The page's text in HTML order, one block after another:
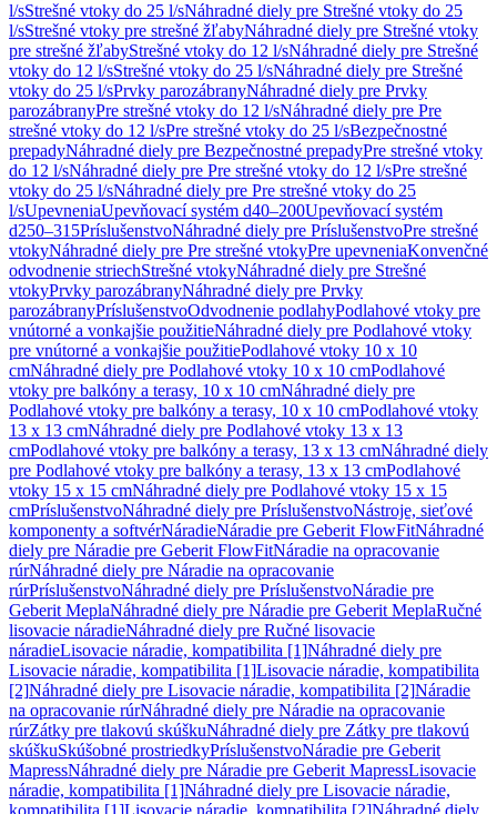
l/sStrešné vtoky do 25 l/sNáhradné diely pre Strešné vtoky do 25
l/sStrešné vtoky pre strešné žľabyNáhradné diely pre Strešné vtoky
pre strešné žľabyStrešné vtoky do 12 l/sNáhradné diely pre Strešné
vtoky do 12 l/sStrešné vtoky do 25 l/sNáhradné diely pre Strešné
vtoky do 25 l/sPrvky parozábranyNáhradné diely pre Prvky
parozábranyPre strešné vtoky do 12 l/sNáhradné diely pre Pre
strešné vtoky do 12 l/sPre strešné vtoky do 25 l/sBezpečnostné
prepadyNáhradné diely pre Bezpečnostné prepadyPre strešné vtoky
do 12 l/sNáhradné diely pre Pre strešné vtoky do 12 l/sPre strešné
vtoky do 25 l/sNáhradné diely pre Pre strešné vtoky do 25
l/sUpevneniaUpevňovací systém d40–200Upevňovací systém
d250–315PríslušenstvoNáhradné diely pre PríslušenstvoPre strešné
vtokyNáhradné diely pre Pre strešné vtokyPre upevneniaKonvenčné
odvodnenie striechStrešné vtokyNáhradné diely pre Strešné
vtokyPrvky parozábranyNáhradné diely pre Prvky
parozábranyPríslušenstvoOdvodnenie podlahyPodlahové vtoky pre
vnútorné a vonkajšie použitieNáhradné diely pre Podlahové vtoky
pre vnútorné a vonkajšie použitiePodlahové vtoky 10 x 10
cmNáhradné diely pre Podlahové vtoky 10 x 10 cmPodlahové
vtoky pre balkóny a terasy, 10 x 10 cmNáhradné diely pre
Podlahové vtoky pre balkóny a terasy, 10 x 10 cmPodlahové vtoky
13 x 13 cmNáhradné diely pre Podlahové vtoky 13 x 13
cmPodlahové vtoky pre balkóny a terasy, 13 x 13 cmNáhradné diely
pre Podlahové vtoky pre balkóny a terasy, 13 x 13 cmPodlahové
vtoky 15 x 15 cmNáhradné diely pre Podlahové vtoky 15 x 15
cmPríslušenstvoNáhradné diely pre PríslušenstvoNástroje, sieťové
komponenty a softvérNáradieNáradie pre Geberit FlowFitNáhradné
diely pre Náradie pre Geberit FlowFitNáradie na opracovanie
rúrNáhradné diely pre Náradie na opracovanie
rúrPríslušenstvoNáhradné diely pre PríslušenstvoNáradie pre
Geberit MeplaNáhradné diely pre Náradie pre Geberit MeplaRučné
lisovacie náradieNáhradné diely pre Ručné lisovacie
náradieLisovacie náradie, kompatibilita [1]Náhradné diely pre
Lisovacie náradie, kompatibilita [1]Lisovacie náradie, kompatibilita
[2]Náhradné diely pre Lisovacie náradie, kompatibilita [2]Náradie
na opracovanie rúrNáhradné diely pre Náradie na opracovanie
rúrZátky pre tlakovú skúškuNáhradné diely pre Zátky pre tlakovú
skúškuSkúšobné prostriedkyPríslušenstvoNáradie pre Geberit
MapressNáhradné diely pre Náradie pre Geberit MapressLisovacie
náradie, kompatibilita [1]Náhradné diely pre Lisovacie náradie,
kompatibilita [1]Lisovacie náradie, kompatibilita [2]Náhradné diely